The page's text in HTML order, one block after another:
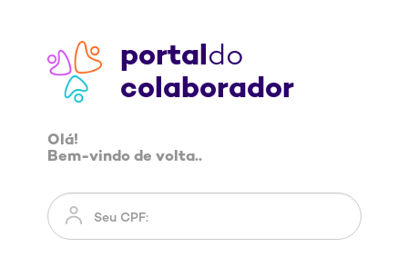
portaldo
colaborador
Olá!
Bem-vindo de volta..